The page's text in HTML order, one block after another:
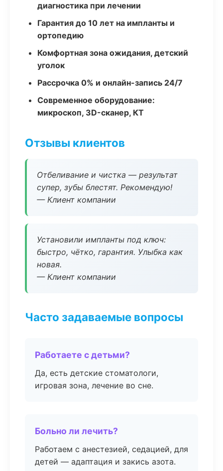
диагностика при лечении
Гарантия до 10 лет на импланты и
ортопедию
Комфортная зона ожидания, детский
уголок
Рассрочка 0% и онлайн-запись 24/7
Современное оборудование:
микроскоп, 3D-сканер, КТ
Отзывы клиентов
Отбеливание и чистка — результат
супер, зубы блестят. Рекомендую!
— Клиент компании
Установили импланты под ключ:
быстро, чётко, гарантия. Улыбка как
новая.
— Клиент компании
Часто задаваемые вопросы
Работаете с детьми?
Да, есть детские стоматологи,
игровая зона, лечение во сне.
Больно ли лечить?
Работаем с анестезией, седацией, для
детей — адаптация и закись азота.